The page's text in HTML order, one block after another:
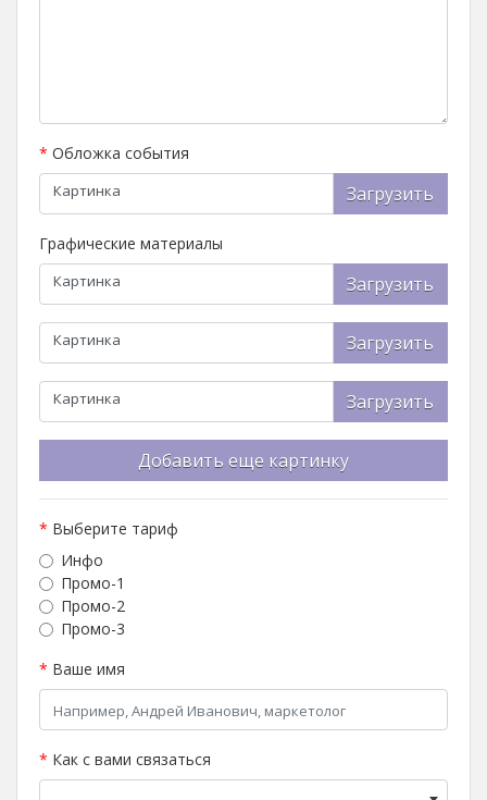
* Обложка события
Картинка Загрузить
Графические материалы
Картинка Загрузить
Картинка Загрузить
Картинка Загрузить
Добавить еще картинку
* Выберите тариф
Инфо
Промо-1
Промо-2
Промо-3
* Ваше имя
* Как с вами связаться